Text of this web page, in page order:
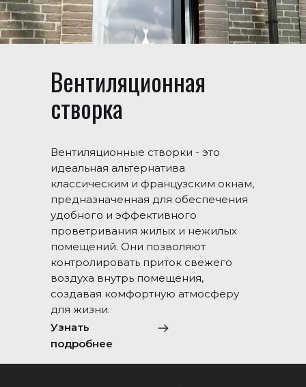
Вентиляционная
створка
Вентиляционные створки - это
идеальная альтернатива
классическим и французским окнам,
предназначенная для обеспечения
удобного и эффективного
проветривания жилых и нежилых
помещений. Они позволяют
контролировать приток свежего
воздуха внутрь помещения,
создавая комфортную атмосферу
для жизни.
Узнать
подробнее